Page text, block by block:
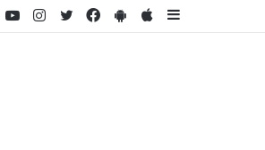
AppStore
PlayStore
Facebook
Twitter
Instagram
Youtube
WhatsApp